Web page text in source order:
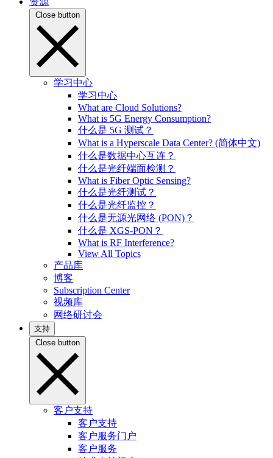
Close button
学习中心
学习中心
What are Cloud Solutions?
What is 5G Energy Consumption?
什么是 5G 测试？
What is a Hyperscale Data Center? (简体中文)
什么是数据中心互连？
什么是光纤端面检测？
What is Fiber Optic Sensing?
什么是光纤测试？
什么是光纤监控？
什么是无源光网络 (PON)？
什么是 XGS-PON？
What is RF Interference?
View All Topics
产品库
博客
Subscription Center
视频库
网络研讨会
支持
Close button
客户支持
客户支持
客户服务门户
客户服务